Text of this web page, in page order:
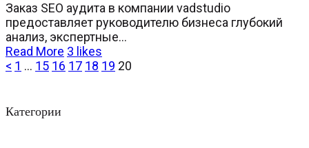
Заказ SEO аудита в компании vadstudio
предоставляет руководителю бизнеса глубокий
анализ, экспертные...
Read More 3 likes
< 1 … 15 16 17 18 19 20
Категории